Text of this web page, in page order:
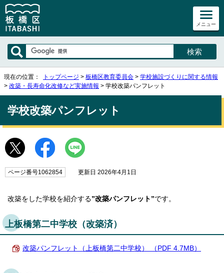
メニュー
現在の位置： トップページ > 板橋区教育委員会 > 学校施設づくりに関する情報
> 改築・長寿命化改修など実施情報 > 学校改築パンフレット
学校改築パンフレット
ページ番号1062854 更新日 2026年4月1日
改築をした学校を紹介する”改築パンフレット”です。
上板橋第二中学校（改築済）
改築パンフレット（上板橋第二中学校） （PDF 4.7MB）